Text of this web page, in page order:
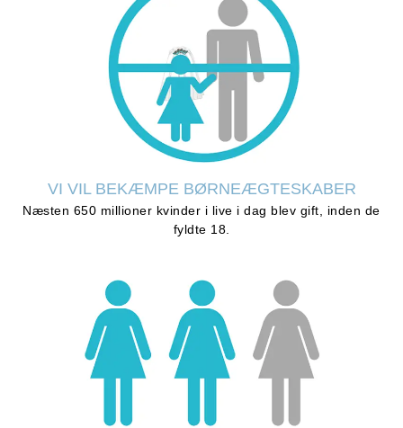
VI VIL BEKÆMPE BØRNEÆGTESKABER
Næsten 650 millioner kvinder i live i dag blev gift, inden de
fyldte 18.